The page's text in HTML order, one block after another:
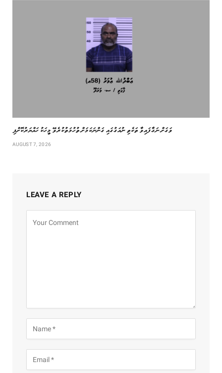
ވަގަށް ނަގާފައިވާ ތަކެތި ނުއަގުގައި ގަންނަކަމަށް ތުހުމަތުކުރެވޭ މީހަކު ހައްޔަރުކޮށްފި
AUGUST 7, 2026
LEAVE A REPLY